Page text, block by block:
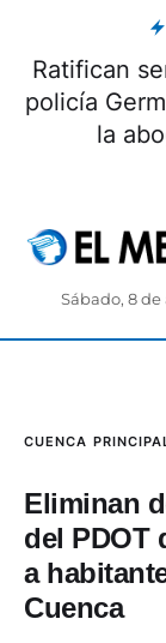
Ratifican
policía
la
Sábado, 8 de
CUENCA
Eliminan
del PDOT
a
Cuenca